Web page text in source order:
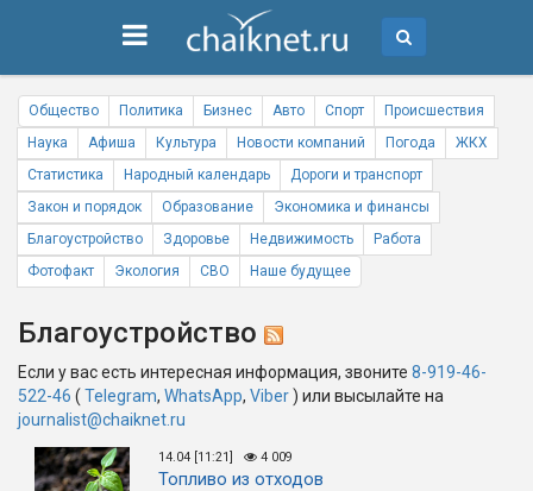
Общество Политика Бизнес Авто Спорт
Происшествия
Наука
Афиша Культура Новости компаний Погода
ЖКХ
Статистика
Народный календарь
Дороги и транспорт
Закон и порядок
Образование
Экономика и финансы
Благоустройство
Здоровье Недвижимость
Работа
Фотофакт
Экология СВО Наше будущее
Благоустройство
Если у вас есть интересная информация, звоните 8-919-46-
522-46 ( Telegram, WhatsApp, Viber) или высылайте на
journalist@chaiknet.ru
14.04 [11:21] 4 009
Топливо из отходов